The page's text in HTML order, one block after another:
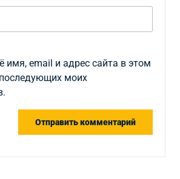
имя, email и адрес сайта в этом
моих